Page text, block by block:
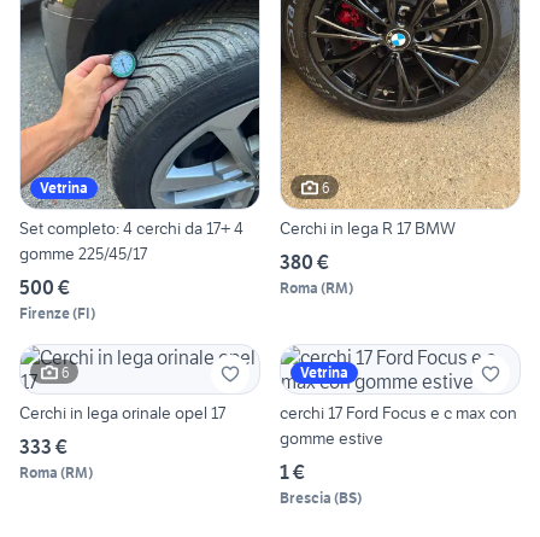
Vetrina
Set completo: 4 cerchi da 17+ 4
gomme 225/45/17
500 €
Firenze(FI)
6
Cerchi in lega R 17 BMW
380 €
Roma (RM)
6
Cerchi in lega orinale opel 17
333 €
Roma (RM)
Vetrina
cerchi 17 Ford Focus e c max con
gomme estive
1 €
Brescia (BS)